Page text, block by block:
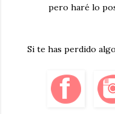
pero haré lo
Si te has perdido